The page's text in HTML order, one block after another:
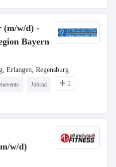
(m/w/d) -
Bayern
Erlangen, Regensburg
Jobrad 2
w/d)